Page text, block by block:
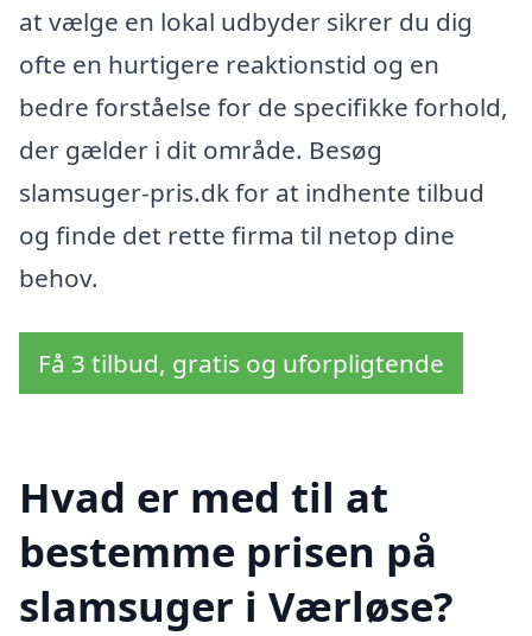
at vælge en lokal udbyder sikrer du dig
ofte en hurtigere reaktionstid og en
bedre forståelse for de specifikke forhold,
der gælder i dit område. Besøg
slamsuger-pris.dk for at indhente tilbud
og finde det rette firma til netop dine
behov.
Få 3 tilbud, gratis og uforpligtende
Hvad er med til at
bestemme prisen på
slamsuger i Værløse?